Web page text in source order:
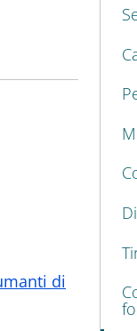
di